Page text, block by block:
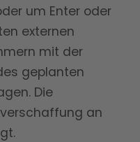
um Enter oder
externen
mit der
geplanten
Die
an